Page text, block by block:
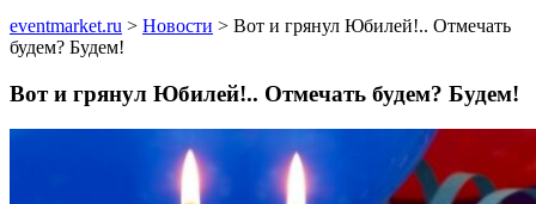
eventmarket.ru > Новости > Вот и грянул Юбилей!.. Отмечать
будем? Будем!
Вот и грянул Юбилей!.. Отмечать будем? Будем!